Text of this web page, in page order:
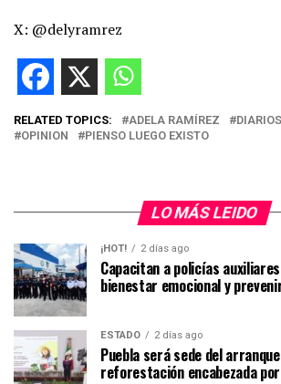
X: @delyramrez
RELATED TOPICS: ADELA RAMÍREZ
OPINION
PIENSO LUEGO EXISTO
LO MÁS LEIDO
¡HOT! 2 días ago
Capacitan a policías
bienestar emocional y
ESTADO 2 días ago
Puebla será sede del
reforestación encabezada